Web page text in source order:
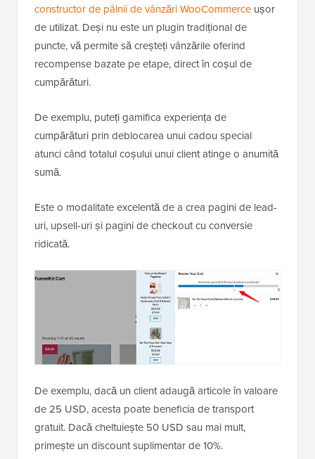
constructor de pâlnii de vânzări WooCommerce ușor
de utilizat. Deși nu este un plugin tradițional de
puncte, vă permite să creșteți vânzările oferind
recompense bazate pe etape, direct în coșul de
cumpărături.
De exemplu, puteți gamifica experiența de
cumpărături prin deblocarea unui cadou special
atunci când totalul coșului unui client atinge o anumită
sumă.
Este o modalitate excelentă de a crea pagini de lead-
uri, upsell-uri și pagini de checkout cu conversie
ridicată.
De exemplu, dacă un client adaugă articole în valoare
de 25 USD, acesta poate beneficia de transport
gratuit. Dacă cheltuiește 50 USD sau mai mult,
primește un discount suplimentar de 10%.